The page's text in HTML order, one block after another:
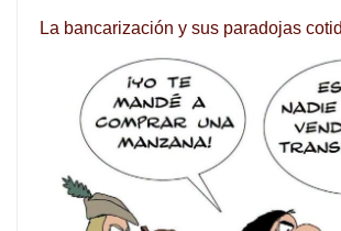
La bancarización y sus paradojas